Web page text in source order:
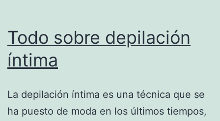
Todo sobre depilación
íntima
La depilación íntima es una técnica que se
ha puesto de moda en los últimos tiempos,